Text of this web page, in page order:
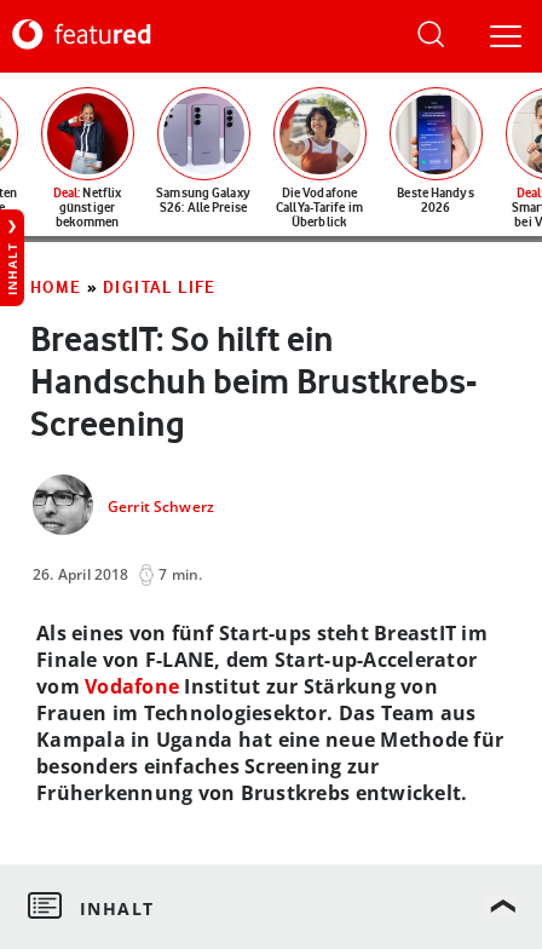
Deal: Netflix
günstiger
bekommen
Samsung Galaxy
S26: Alle Preise
Die Vodafone
CallYa-Tarife im
Überblick
Beste Handys
2026
Deal
bei
INHALT HOME » DIGITAL LIFE
BreastIT: So hilft ein
Handschuh beim Brustkrebs-
Screening
Gerrit Schwerz
26. April 2018 7 min.
Als eines von fünf Start-ups steht BreastIT im
Finale von F-LANE, dem Start-up-Accelerator
vomVodafone Institut zur Stärkung von
Frauen im Technologiesektor. Das Team aus
Kampala in Uganda hat eine neue Methode für
besonders einfaches Screening zur
Früherkennung von Brustkrebs entwickelt.